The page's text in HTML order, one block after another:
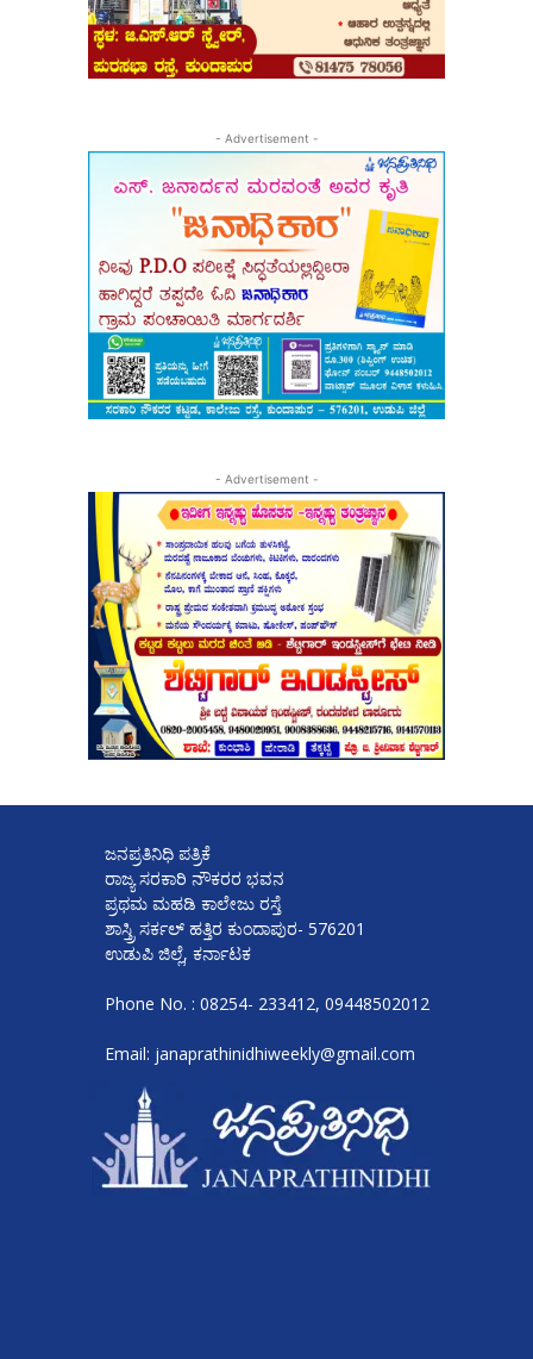
- Advertisement -
- Advertisement -
ಜನಪ್ರತಿನಿಧಿ ಪತ್ರಿಕೆ
ರಾಜ್ಯ ಸರಕಾರಿ ನೌಕರರ ಭವನ
ಪ್ರಥಮ ಮಹಡಿ ಕಾಲೇಜು ರಸ್ತೆ
ಶಾಸ್ತ್ರಿ ಸರ್ಕಲ್ ಹತ್ತಿರ ಕುಂದಾಪುರ- 576201
ಉಡುಪಿ ಜಿಲ್ಲೆ, ಕರ್ನಾಟಕ
Phone No. : 08254- 233412, 09448502012
Email: janaprathinidhiweekly@gmail.com